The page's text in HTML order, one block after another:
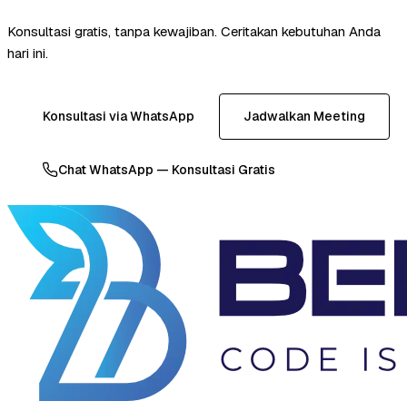
Konsultasi gratis, tanpa kewajiban. Ceritakan kebutuhan Anda
hari ini.
Konsultasi via WhatsApp Jadwalkan Meeting
Chat WhatsApp — Konsultasi Gratis